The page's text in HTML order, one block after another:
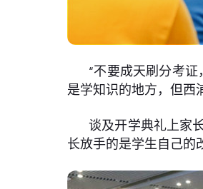
“不要成天刷分考
是学知识的地方，但西
谈及开学典礼上家
长放手的是学生自己的